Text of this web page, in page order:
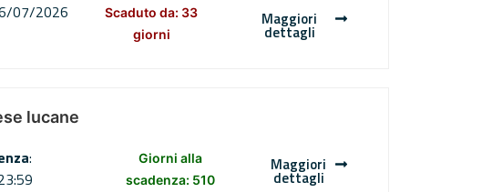
07/2026
Scaduto da: 33
giorni
Maggiori
dettagli
lucane
:
Giorni alla
scadenza: 510
Maggiori
dettagli